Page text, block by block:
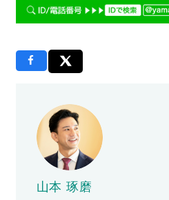
山本 琢磨